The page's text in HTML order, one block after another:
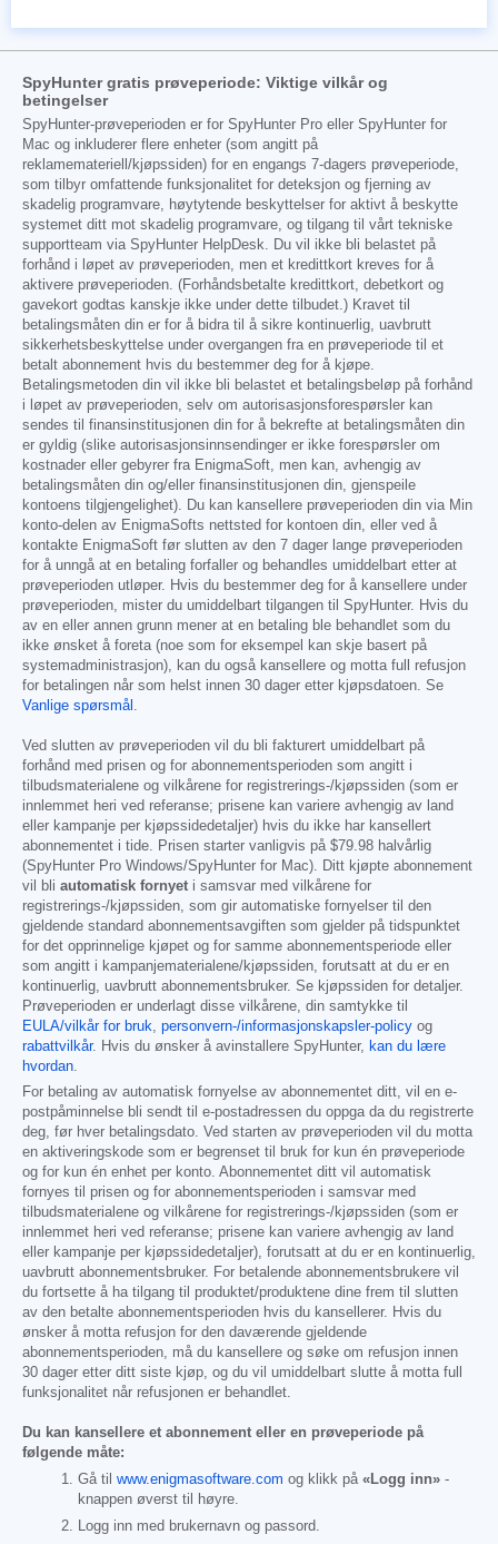
SpyHunter gratis prøveperiode: Viktige vilkår og
betingelser
SpyHunter-prøveperioden er for SpyHunter Pro eller SpyHunter for
Mac og inkluderer flere enheter (som angitt på
reklamemateriell/kjøpssiden) for en engangs 7-dagers prøveperiode,
som tilbyr omfattende funksjonalitet for deteksjon og fjerning av
skadelig programvare, høytytende beskyttelser for aktivt å beskytte
systemet ditt mot skadelig programvare, og tilgang til vårt tekniske
supportteam via SpyHunter HelpDesk. Du vil ikke bli belastet på
forhånd i løpet av prøveperioden, men et kredittkort kreves for å
aktivere prøveperioden. (Forhåndsbetalte kredittkort, debetkort og
gavekort godtas kanskje ikke under dette tilbudet.) Kravet til
betalingsmåten din er for å bidra til å sikre kontinuerlig, uavbrutt
sikkerhetsbeskyttelse under overgangen fra en prøveperiode til et
betalt abonnement hvis du bestemmer deg for å kjøpe.
Betalingsmetoden din vil ikke bli belastet et betalingsbeløp på forhånd
i løpet av prøveperioden, selv om autorisasjonsforespørsler kan
sendes til finansinstitusjonen din for å bekrefte at betalingsmåten din
er gyldig (slike autorisasjonsinnsendinger er ikke forespørsler om
kostnader eller gebyrer fra EnigmaSoft, men kan, avhengig av
betalingsmåten din og/eller finansinstitusjonen din, gjenspeile
kontoens tilgjengelighet). Du kan kansellere prøveperioden din via Min
konto-delen av EnigmaSofts nettsted for kontoen din, eller ved å
kontakte EnigmaSoft før slutten av den 7 dager lange prøveperioden
for å unngå at en betaling forfaller og behandles umiddelbart etter at
prøveperioden utløper. Hvis du bestemmer deg for å kansellere under
prøveperioden, mister du umiddelbart tilgangen til SpyHunter. Hvis du
av en eller annen grunn mener at en betaling ble behandlet som du
ikke ønsket å foreta (noe som for eksempel kan skje basert på
systemadministrasjon), kan du også kansellere og motta full refusjon
for betalingen når som helst innen 30 dager etter kjøpsdatoen. Se
Vanlige spørsmål
Ved slutten av prøveperioden vil du bli fakturert umiddelbart på
forhånd med prisen og for abonnementsperioden som angitt i
tilbudsmaterialene og vilkårene for registrerings-/kjøpssiden (som er
innlemmet heri ved referanse; prisene kan variere avhengig av land
eller kampanje per kjøpssidedetaljer) hvis du ikke har kansellert
abonnementet i tide. Prisen starter vanligvis på $79.98 halvårlig
(SpyHunter Pro Windows/SpyHunter for Mac). Ditt kjøpte abonnement
vil bli automatisk fornyet i samsvar med vilkårene for
registrerings-/kjøpssiden, som gir automatiske fornyelser til den
gjeldende standard abonnementsavgiften som gjelder på tidspunktet
for det opprinnelige kjøpet og for samme abonnementsperiode eller
som angitt i kampanjematerialene/kjøpssiden, forutsatt at du er en
kontinuerlig, uavbrutt abonnementsbruker. Se kjøpssiden for detaljer.
Prøveperioden er underlagt disse vilkårene, din samtykke til
EULA/vilkår for bruk
personvern-/informasjonskapsler-policy og
rabattvilkår. Hvis du ønsker å avinstallere SpyHunter,
kan du lære
hvordan
For betaling av automatisk fornyelse av abonnementet ditt, vil en e-
postpåminnelse bli sendt til e-postadressen du oppga da du registrerte
deg, før hver betalingsdato. Ved starten av prøveperioden vil du motta
en aktiveringskode som er begrenset til bruk for kun én prøveperiode
og for kun én enhet per konto. Abonnementet ditt vil automatisk
fornyes til prisen og for abonnementsperioden i samsvar med
tilbudsmaterialene og vilkårene for registrerings-/kjøpssiden (som er
innlemmet heri ved referanse; prisene kan variere avhengig av land
eller kampanje per kjøpssidedetaljer), forutsatt at du er en kontinuerlig,
uavbrutt abonnementsbruker. For betalende abonnementsbrukere vil
du fortsette å ha tilgang til produktet/produktene dine frem til slutten
av den betalte abonnementsperioden hvis du kansellerer. Hvis du
ønsker å motta refusjon for den daværende gjeldende
abonnementsperioden, må du kansellere og søke om refusjon innen
30 dager etter ditt siste kjøp, og du vil umiddelbart slutte å motta full
funksjonalitet når refusjonen er behandlet.
Du kan kansellere et abonnement eller en prøveperiode på
følgende måte:
Gå til www.enigmasoftware.com og klikk på «Logg inn» -
knappen øverst til høyre.
Logg inn med brukernavn og passord.